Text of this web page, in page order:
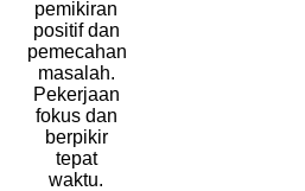
pemikiran
positif dan
pemecahan
masalah.
Pekerjaan
fokus dan
berpikir
tepat
waktu.